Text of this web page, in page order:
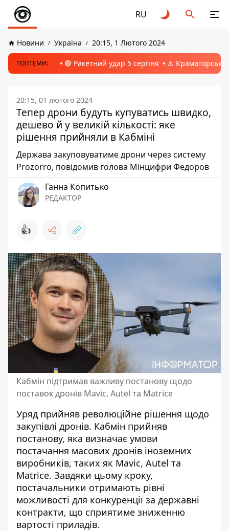
RU
Новини Україна 20:15, 1 Лютого 2024
ТОПТЕМИ: 🔴 Ракетний удар 5 серпня ⚠️ Краматорськ,
20:15, 01 лютого 2024
Тепер дрони будуть купуватись швидко,
дешево й у великій кількості: яке
рішення прийняли в Кабміні
Держава закуповуватиме дрони через систему
Prozorro, повідомив голова Мінцифри Федоров
Ганна Копитько
РЕДАКТОР
👍
Кабмін підтримав важливу постанову щодо
поставок дронів Mavic, Autel та Matrice
Уряд прийняв революційне рішення щодо
закупівлі дронів. Кабмін прийняв
постанову, яка визначає умови
постачання масових дронів іноземних
виробників, таких як Mavic, Autel та
Matrice. Завдяки цьому кроку,
постачальники отримають рівні
можливості для конкуренції за державні
контракти, що сприятиме зниженню
вартості приладів.